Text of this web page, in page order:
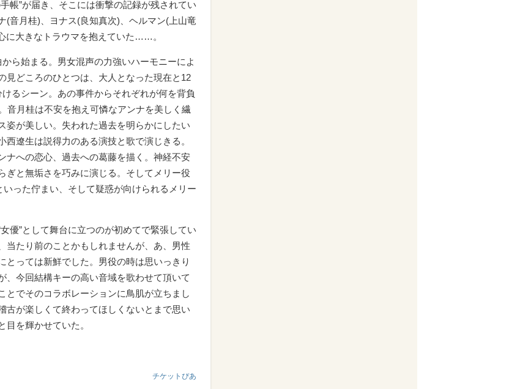
帳”が届き、そこには衝撃の記録が残されてい
(音月桂)、ヨナス(良知真次)、ヘルマン(上山竜
に大きなトラウマを抱えていた……。
ら始まる。男女混声の力強いハーモニーによ
見どころのひとつは、大人となった現在と12
るシーン。あの事件からそれぞれが何を背負
音月桂は不安を抱え可憐なアンナを美しく繊
姿が美しい。失われた過去を明らかにしたい
遼生は説得力のある演技と歌で演じきる。
ナへの恋心、過去への葛藤を描く。神経不安
ぎと無垢さを巧みに演じる。そしてメリー役
った佇まい、そして疑惑が向けられるメリー
優”として舞台に立つのが初めてで緊張してい
当たり前のことかもしれませんが、あ、男性
とっては新鮮でした。男役の時は思いっきり
、今回結構キーの高い音域を歌わせて頂いて
とでそのコラボレーションに鳥肌が立ちまし
古が楽しくて終わってほしくないとまで思い
目を輝かせていた。
チケットぴあ